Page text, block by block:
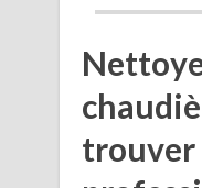
trouver